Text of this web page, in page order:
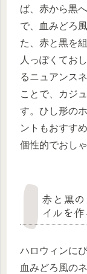
ば、赤から黒
で、血みどろ
た、赤と黒を
人っぽくてお
るニュアンス
ことで、カジ
す。ひし形の
ントもおすす
個性的でおし
赤と黒
イルを作
ハロウィンに
血みどろ風の